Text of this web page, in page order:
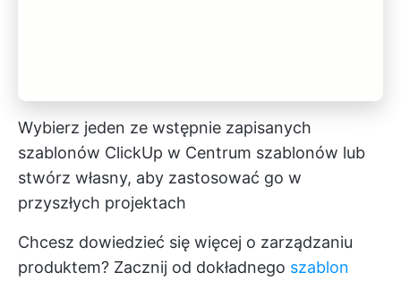
Wybierz jeden ze wstępnie zapisanych
szablonów ClickUp w Centrum szablonów lub
stwórz własny, aby zastosować go w
przyszłych projektach
Chcesz dowiedzieć się więcej o zarządzaniu
produktem? Zacznij od dokładnego szablon